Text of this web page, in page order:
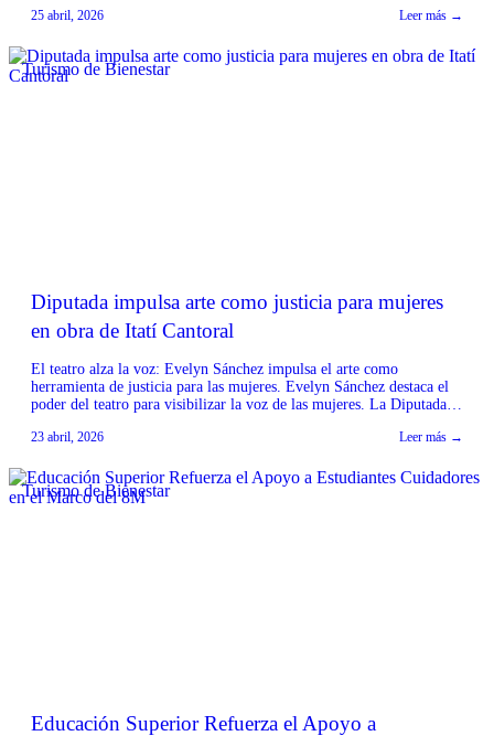
[…]
25 abril, 2026 Leer más →
Turismo de Bienestar
Diputada impulsa arte como justicia para mujeres
en obra de Itatí Cantoral
El teatro alza la voz: Evelyn Sánchez impulsa el arte como
herramienta de justicia para las mujeres. Evelyn Sánchez destaca el
poder del teatro para visibilizar la voz de las mujeres. La Diputada
fundamental para generar reflexión social y visibilizar realidades que
23 abril, 2026 Leer más →
Turismo de Bienestar
Educación Superior Refuerza el Apoyo a